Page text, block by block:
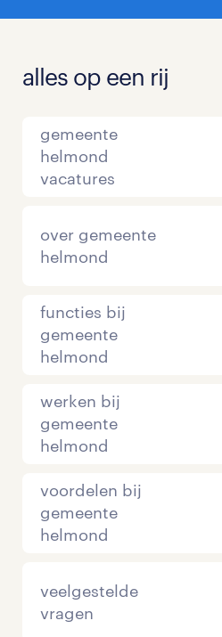
alles op een rij
gemeente
helmond
vacatures
over gemeente
helmond
functies bij
gemeente
helmond
werken bij
gemeente
helmond
voordelen bij
gemeente
helmond
veelgestelde
vragen